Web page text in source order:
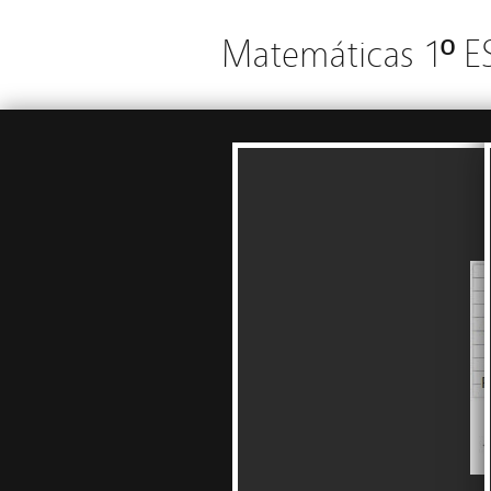
Matemáticas 1º